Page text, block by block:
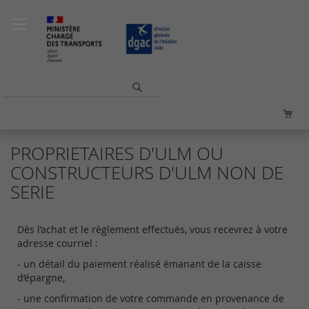
contenu
PROPRIETAIRES D'ULM OU
CONSTRUCTEURS D'ULM NON DE
SERIE
Dès l’achat et le règlement effectués, vous recevrez à votre
adresse courriel :
- un détail du paiement réalisé émanant de la caisse
d’épargne,
- une confirmation de votre commande en provenance de